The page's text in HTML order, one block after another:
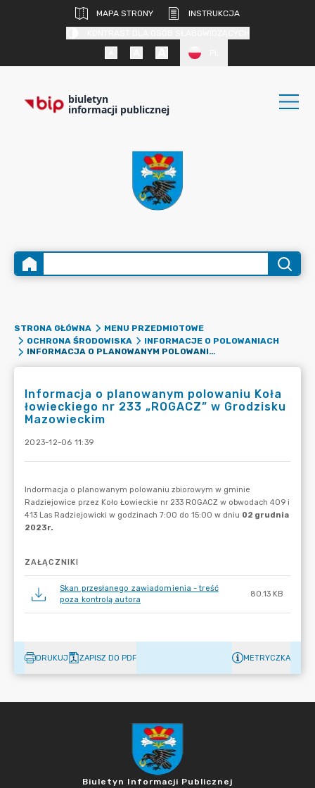
MAPA STRONY
INSTRUKCJA
biuletyn
informacji publicznej
STRONA GŁÓWNA
MENU PRZEDMIOTOWE
OCHRONA ŚRODOWISKA
INFORMACJE O POLOWANIACH
INFORMACJA O PLANOWANYM POLOWANIU KOŁA ŁOWIECKIEGO NR 233 „ROGACZ” W GRODZISKU MAZOWIECKIM
Informacja o planowanym polowaniu Koła
łowieckiego nr 233 „ROGACZ” w Grodzisku
Mazowieckim
2023-12-06 11:39
ZAŁĄCZNIKI
Skan przesłanego zawiadomienia - treść
poza kontrolą autora
80.13 KB
DRUKUJ ZAPISZ DO PDF METRYCZKA
Biuletyn Informacji Publicznej